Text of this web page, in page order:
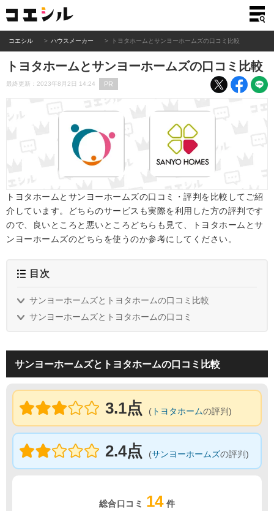
コエシル ハウスメーカー トヨタホームとサンヨーホームズの口コミ比較
トヨタホームとサンヨーホームズの口コミ比較
最終更新：2023年8月2日 14:24 PR
トヨタホームとサンヨーホームズの口コミ・評判を比較してご紹
介しています。どちらのサービスも実際を利用した方の評判です
ので、良いところと悪いところどちらも見て、トヨタホームとサ
ンヨーホームズのどちらを使うのか参考にしてください。
目次
サンヨーホームズとトヨタホームの口コミ比較
サンヨーホームズとトヨタホームの口コミ
サンヨーホームズとトヨタホームの口コミ比較
3.1点 ( トヨタホームの評判)
2.4点 (サンヨーホームズの評判)
総合口コミ 14 件